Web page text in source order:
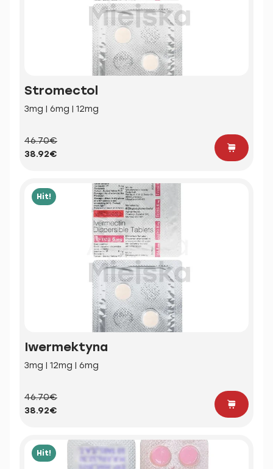
Stromectol
3mg | 6mg | 12mg
46.70€
38.92€
Hit!
Iwermektyna
3mg | 12mg | 6mg
46.70€
38.92€
Hit!